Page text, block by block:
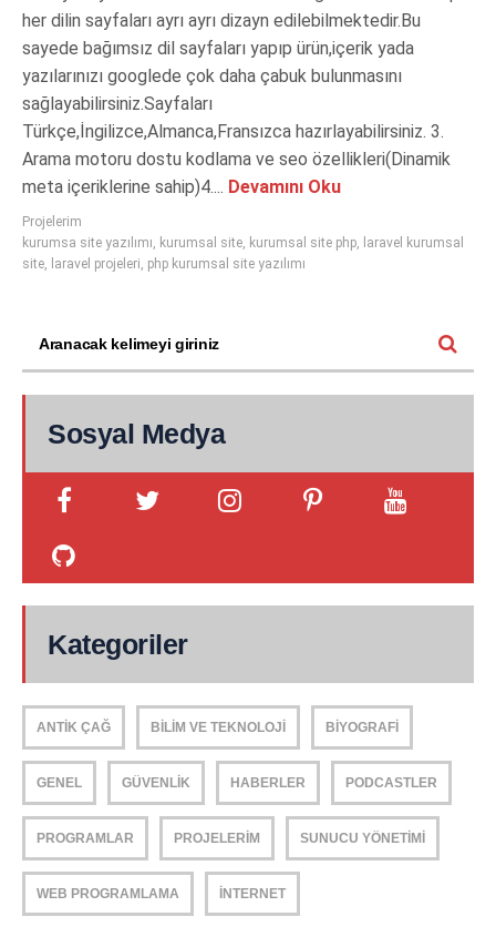
her dilin sayfaları ayrı ayrı dizayn edilebilmektedir.Bu
sayede bağımsız dil sayfaları yapıp ürün,içerik yada
yazılarınızı googlede çok daha çabuk bulunmasını
sağlayabilirsiniz.Sayfaları
Türkçe,İngilizce,Almanca,Fransızca hazırlayabilirsiniz. 3.
Arama motoru dostu kodlama ve seo özellikleri(Dinamik
meta içeriklerine sahip)4.... Devamını Oku
Projelerim
kurumsa site yazılımı, kurumsal site, kurumsal site php, laravel kurumsal
site, laravel projeleri, php kurumsal site yazılımı
Sosyal Medya
Kategoriler
ANTIK ÇAĞ BILIM VE TEKNOLOJI BIYOGRAFI
GENEL GÜVENLIK HABERLER PODCASTLER
PROGRAMLAR PROJELERIM SUNUCU YÖNETIMI
WEB PROGRAMLAMA İNTERNET